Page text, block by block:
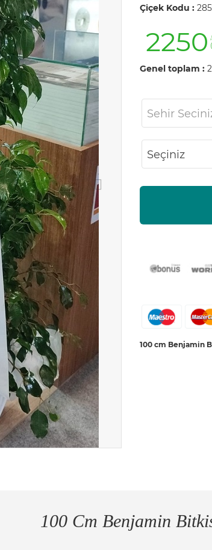
Çiçek Kodu :
2250
Genel toplam :
Sehir
Seçiniz
100 cm Benjamin
100 Cm Benjamin